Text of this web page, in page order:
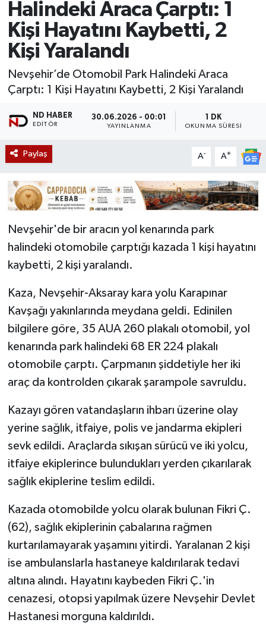
Halindeki Araca Çarptı: 1
Kişi Hayatını Kaybetti, 2
Kişi Yaralandı
Nevşehir’de Otomobil Park Halindeki Araca
Çarptı: 1 Kişi Hayatını Kaybetti, 2 Kişi Yaralandı
ND HABER
EDITÖR
30.06.2026 - 00:01
YAYINLANMA
1 DK
OKUNMA SÜRESI
Paylaş A- A+
Nevşehir'de bir aracın yol kenarında park
halindeki otomobile çarptığı kazada 1 kişi hayatını
kaybetti, 2 kişi yaralandı.
Kaza, Nevşehir-Aksaray kara yolu Karapınar
Kavşağı yakınlarında meydana geldi. Edinilen
bilgilere göre, 35 AUA 260 plakalı otomobil, yol
kenarında park halindeki 68 ER 224 plakalı
otomobile çarptı. Çarpmanın şiddetiyle her iki
araç da kontrolden çıkarak şarampole savruldu.
Kazayı gören vatandaşların ihbarı üzerine olay
yerine sağlık, itfaiye, polis ve jandarma ekipleri
sevk edildi. Araçlarda sıkışan sürücü ve iki yolcu,
itfaiye ekiplerince bulundukları yerden çıkarılarak
sağlık ekiplerine teslim edildi.
Kazada otomobilde yolcu olarak bulunan Fikri Ç.
(62), sağlık ekiplerinin çabalarına rağmen
kurtarılamayarak yaşamını yitirdi. Yaralanan 2 kişi
ise ambulanslarla hastaneye kaldırılarak tedavi
altına alındı. Hayatını kaybeden Fikri Ç.'in
cenazesi, otopsi yapılmak üzere Nevşehir Devlet
Hastanesi morguna kaldırıldı.